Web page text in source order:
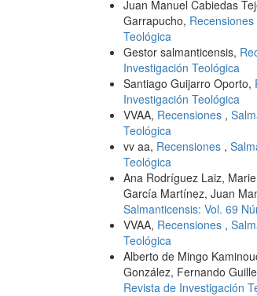
Juan Manuel Cabiedas
Garrapucho, Recensiones
Teológica
Gestor salmanticensis,
Investigación Teológica
Santiago Guijarro Oporto,
Investigación Teológica
VVAA, Recensiones ,
Teológica
vv aa, Recensiones ,
Teológica
Ana Rodríguez Laiz,
García Martínez, Juan
Salmanticensis: Vol. 69
VVAA, Recensiones ,
Teológica
Alberto de Mingo
González, Fernando
Revista de Investigación